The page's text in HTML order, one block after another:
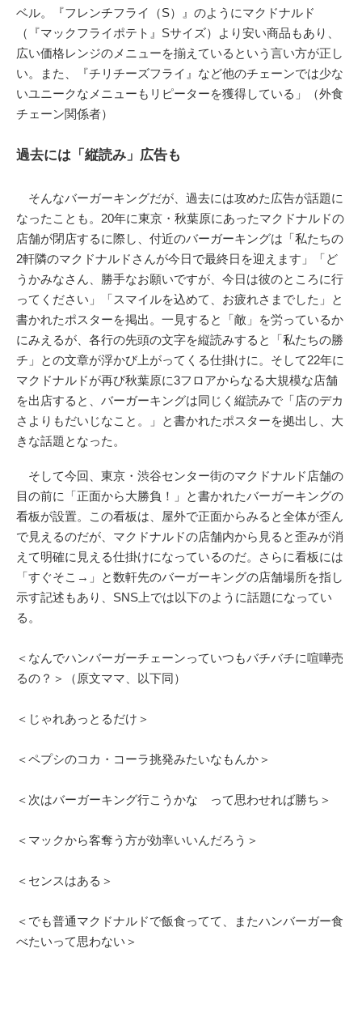
ベル。『フレンチフライ（S）』のようにマクドナルド
（『マックフライポテト』Sサイズ）より安い商品もあり、
広い価格レンジのメニューを揃えているという言い方が正し
い。また、『チリチーズフライ』など他のチェーンでは少な
いユニークなメニューもリピーターを獲得している」（外食
チェーン関係者）
過去には「縦読み」広告も
そんなバーガーキングだが、過去には攻めた広告が話題に
なったことも。20年に東京・秋葉原にあったマクドナルドの
店舗が閉店するに際し、付近のバーガーキングは「私たちの
2軒隣のマクドナルドさんが今日で最終日を迎えます」「ど
うかみなさん、勝手なお願いですが、今日は彼のところに行
ってください」「スマイルを込めて、お疲れさまでした」と
書かれたポスターを掲出。一見すると「敵」を労っているか
にみえるが、各行の先頭の文字を縦読みすると「私たちの勝
チ」との文章が浮かび上がってくる仕掛けに。そして22年に
マクドナルドが再び秋葉原に3フロアからなる大規模な店舗
を出店すると、バーガーキングは同じく縦読みで「店のデカ
さよりもだいじなこと。」と書かれたポスターを拠出し、大
きな話題となった。
そして今回、東京・渋谷センター街のマクドナルド店舗の
目の前に「正面から大勝負！」と書かれたバーガーキングの
看板が設置。この看板は、屋外で正面からみると全体が歪ん
で見えるのだが、マクドナルドの店舗内から見ると歪みが消
えて明確に見える仕掛けになっているのだ。さらに看板には
「すぐそこ→」と数軒先のバーガーキングの店舗場所を指し
示す記述もあり、SNS上では以下のように話題になってい
る。
＜なんでハンバーガーチェーンっていつもバチバチに喧嘩売
るの？＞（原文ママ、以下同）
＜じゃれあっとるだけ＞
＜ペプシのコカ・コーラ挑発みたいなもんか＞
＜次はバーガーキング行こうかな って思わせれば勝ち＞
＜マックから客奪う方が効率いいんだろう＞
＜センスはある＞
＜でも普通マクドナルドで飯食ってて、またハンバーガー食
べたいって思わない＞